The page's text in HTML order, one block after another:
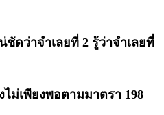
ดว่าจำเลยที่ 2 รู้ว่าจำเลยที่
ม่เพียงพอตามมาตรา 198